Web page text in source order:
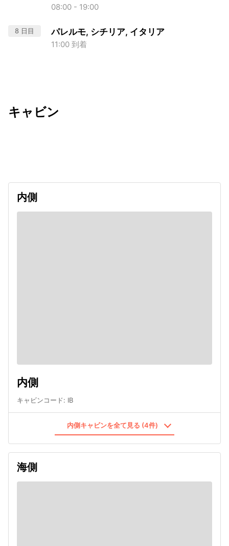
08:00 - 19:00
8 日目 パレルモ, シチリア, イタリア
11:00 到着
キャビン
内側
内側
キャビンコード: IB
内側キャビンを全て見る (4件)
海側